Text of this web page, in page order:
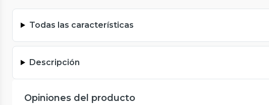
Todas las características
Descripción
Opiniones del producto